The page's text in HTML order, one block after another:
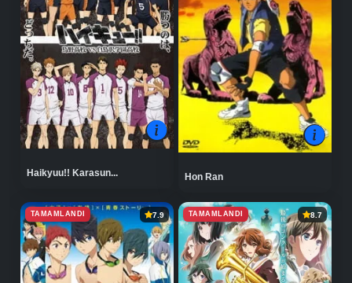
Haikyuu!! Karasun... Hon Ran
TAMAMLANDI 7.9 TAMAMLANDI 8.7